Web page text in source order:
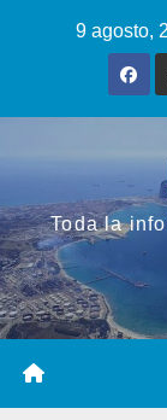
9 agosto,
Toda la